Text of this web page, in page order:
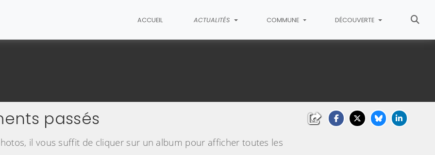
ACCUEIL ACTUALITÉS COMMUNE DÉCOUVERTE
passés
il vous suffit de cliquer sur un album pour afficher toutes les